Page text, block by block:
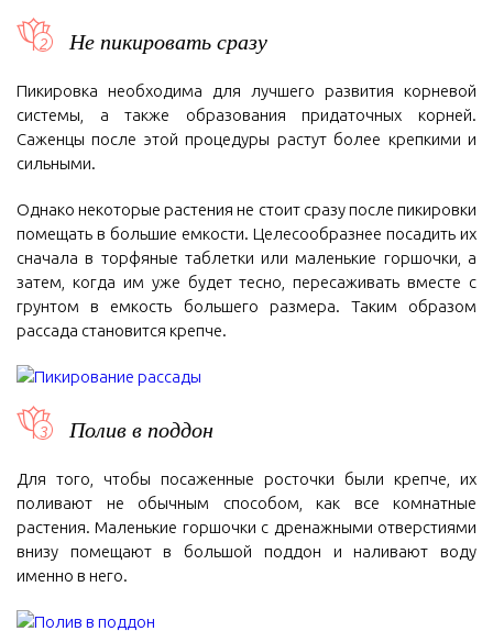
Не пикировать сразу
Пикировка необходима для лучшего развития корневой
системы, а также образования придаточных корней.
Саженцы после этой процедуры растут более крепкими и
сильными.
Однако некоторые растения не стоит сразу после пикировки
помещать в большие емкости. Целесообразнее посадить их
сначала в торфяные таблетки или маленькие горшочки, а
затем, когда им уже будет тесно, пересаживать вместе с
грунтом в емкость большего размера. Таким образом
рассада становится крепче.
Полив в поддон
Для того, чтобы посаженные росточки были крепче, их
поливают не обычным способом, как все комнатные
растения. Маленькие горшочки с дренажными отверстиями
внизу помещают в большой поддон и наливают воду
именно в него.